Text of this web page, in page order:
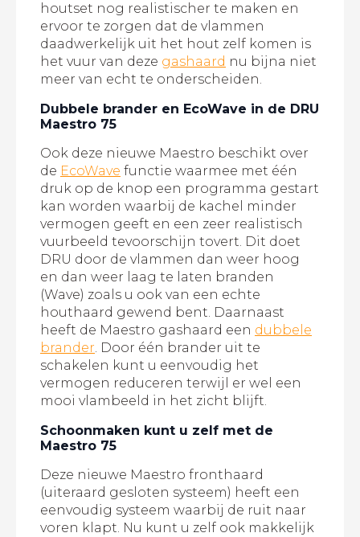
houtset nog realistischer te maken en
ervoor te zorgen dat de vlammen
daadwerkelijk uit het hout zelf komen is
het vuur van deze gashaard nu bijna niet
meer van echt te onderscheiden.
Dubbele brander en EcoWave in de DRU
Maestro 75
Ook deze nieuwe Maestro beschikt over
de EcoWave functie waarmee met één
druk op de knop een programma gestart
kan worden waarbij de kachel minder
vermogen geeft en een zeer realistisch
vuurbeeld tevoorschijn tovert. Dit doet
DRU door de vlammen dan weer hoog
en dan weer laag te laten branden
(Wave) zoals u ook van een echte
houthaard gewend bent. Daarnaast
heeft de Maestro gashaard een dubbele
brander. Door één brander uit te
schakelen kunt u eenvoudig het
vermogen reduceren terwijl er wel een
mooi vlambeeld in het zicht blijft.
Schoonmaken kunt u zelf met de
Maestro 75
Deze nieuwe Maestro fronthaard
(uiteraard gesloten systeem) heeft een
eenvoudig systeem waarbij de ruit naar
voren klapt. Nu kunt u zelf ook makkelijk